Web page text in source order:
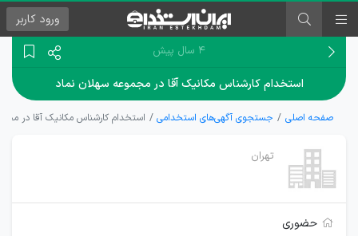
ورود کاربر
۴ سال پیش
استخدام کارشناس مکانیک آقا در مجموعه سهلان نماد
صفحه اصلی جستجوی آگهی‌های استخدامی استخدام کارشناس مکانیک آقا در
تهران
حضوری